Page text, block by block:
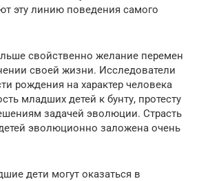
эту линию поведения самого
свойственно желание перемен
своей жизни. Исследователи
рождения на характер человека
младших детей к бунту, протесту
задачей эволюции. Страсть
эволюционно заложена очень
дети могут оказаться в